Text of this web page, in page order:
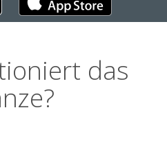
das